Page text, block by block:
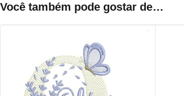
Você também pode gostar de…